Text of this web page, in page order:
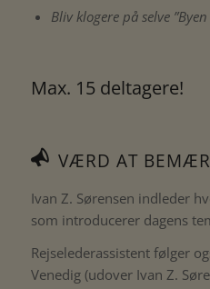
Bliv klogere på selve
Max. 15 deltagere!
VÆRD AT
Ivan Z. Sørensen indleder
som introducerer dagens
Rejselederassistent følger
Venedig (udover Ivan Z.